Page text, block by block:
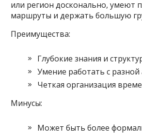
или регион досконально, умеют
маршруты и держать большую
Преимущества:
Глубокие знания и
Умение работать с разной
Четкая организация
Минусы:
Может быть более